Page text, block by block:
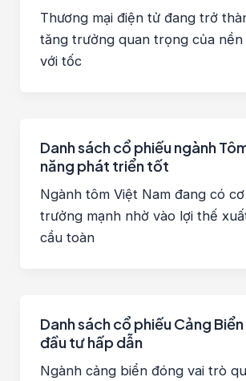
Thương mại điện tử đang trở
tăng trưởng quan trọng của nền
với tốc
Danh sách cổ phiếu ngành
năng phát triển tốt
Ngành tôm Việt Nam đang có
trưởng mạnh nhờ vào lợi thế
cầu toàn
Danh sách cổ phiếu Cảng
đầu tư hấp dẫn
Ngành cảng biển đóng vai trò